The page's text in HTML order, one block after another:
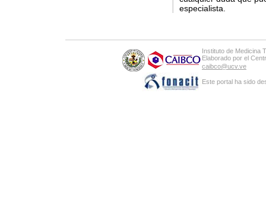
especialista.
Instituto de Medicina
Elaborado por el
caibco@ucv.ve
Este portal ha sido